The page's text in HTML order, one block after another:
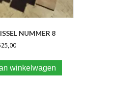
NUMMER 8
winkelwagen